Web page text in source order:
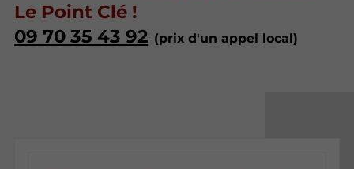
Le Point Clé !
09 70 35 43 92